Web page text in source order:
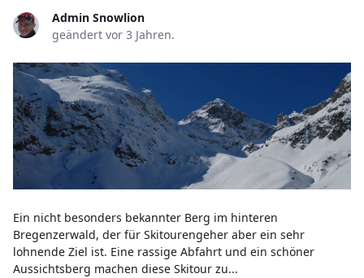
Admin Snowlion
geändert vor 3 Jahren.
Ein nicht besonders bekannter Berg im hinteren
Bregenzerwald, der für Skitourengeher aber ein sehr
lohnende Ziel ist. Eine rassige Abfahrt und ein schöner
Aussichtsberg machen diese Skitour zu...